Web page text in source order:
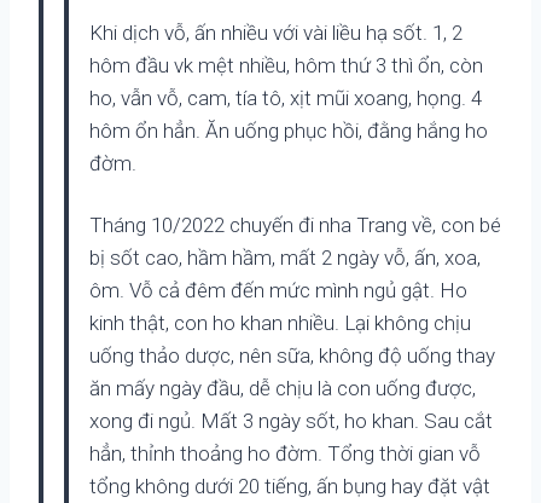
Khi dịch vỗ, ấn nhiều với vài liều hạ sốt. 1, 2
hôm đầu vk mệt nhiều, hôm thứ 3 thì ổn, còn
ho, vẫn vỗ, cam, tía tô, xịt mũi xoang, họng. 4
hôm ổn hẳn. Ăn uống phục hồi, đằng hắng ho
đờm.
Tháng 10/2022 chuyến đi nha Trang về, con bé
bị sốt cao, hầm hầm, mất 2 ngày vỗ, ấn, xoa,
ôm. Vỗ cả đêm đến mức mình ngủ gật. Ho
kinh thật, con ho khan nhiều. Lại không chịu
uống thảo dược, nên sữa, không độ uống thay
ăn mấy ngày đầu, dễ chịu là con uống được,
xong đi ngủ. Mất 3 ngày sốt, ho khan. Sau cắt
hẳn, thỉnh thoảng ho đờm. Tổng thời gian vỗ
tổng không dưới 20 tiếng, ấn bụng hay đặt vật